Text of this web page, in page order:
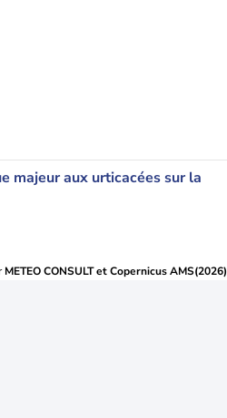
majeur aux urticacées sur la
METEO CONSULT et Copernicus AMS(2026)